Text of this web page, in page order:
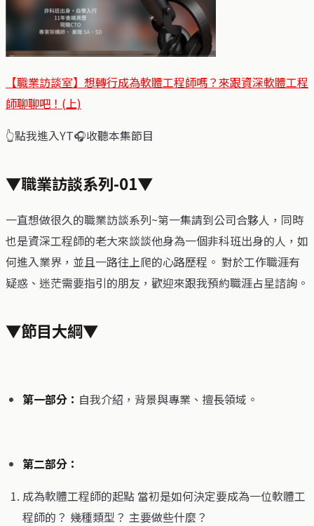
【職業訪談室】想轉行成為軟體工程師嗎？來跟資深軟體工程
師聊聊吧！(上)
👆點我進入YT🎧收聽本集節目
▼職業訪談系列-01▼
一直想做很久的職業訪談系列~第一集請到公司合夥人，同時
也是資深工程師的老大來談談他身為一個非科班出身的人，如
何進入業界，並且一路往上爬的心路歷程。 對於工作職涯有
疑惑、迷茫需要指引的朋友，歡迎來跟我預約職涯占星諮詢。
▼節目大綱▼
第一部分： 自我介紹，背景與專業、擅長領域。
第二部分：
成為軟體工程師的起點 當初是如何決定要成為一位軟體工
程師的？ 幾種類型？ 主要做些什麼？